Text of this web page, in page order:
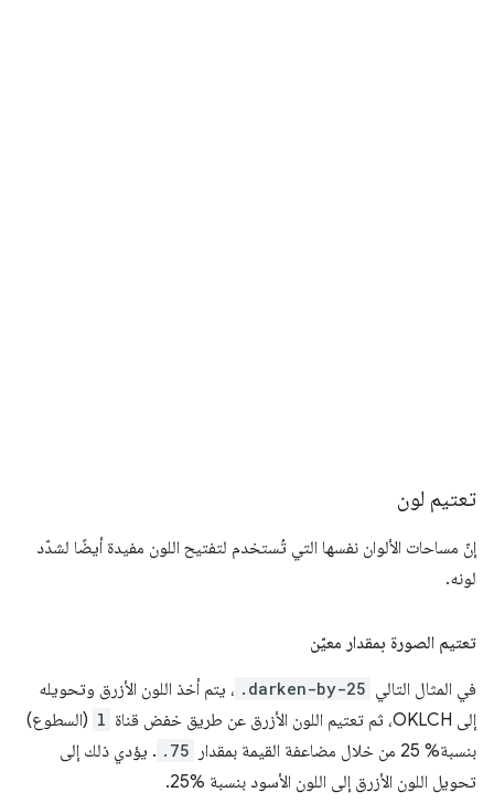
تعتيم لون
إنّ مساحات الألوان نفسها التي تُستخدم لتفتيح اللون مفيدة أيضًا لشدّد
لونه.
تعتيم الصورة بمقدار معيّن
في المثال التالي .darken-by-25 ، يتم أخذ اللون الأزرق وتحويله
إلى OKLCH، ثم تعتيم اللون الأزرق عن طريق خفض قناة
l (السطوع)
بنسبة% 25 من خلال مضاعفة القيمة بمقدار
.75 . يؤدي ذلك إلى
تحويل اللون الأزرق إلى اللون الأسود بنسبة %25.